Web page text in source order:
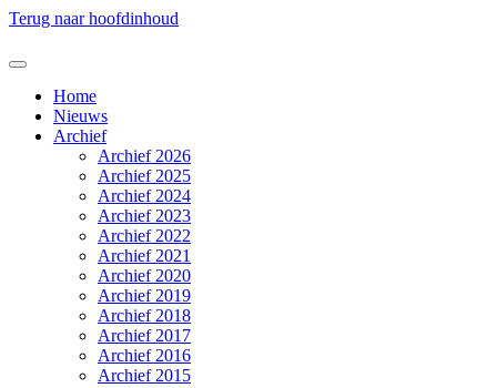
Terug naar hoofdinhoud
Home
Nieuws
Archief
Archief 2026
Archief 2025
Archief 2024
Archief 2023
Archief 2022
Archief 2021
Archief 2020
Archief 2019
Archief 2018
Archief 2017
Archief 2016
Archief 2015